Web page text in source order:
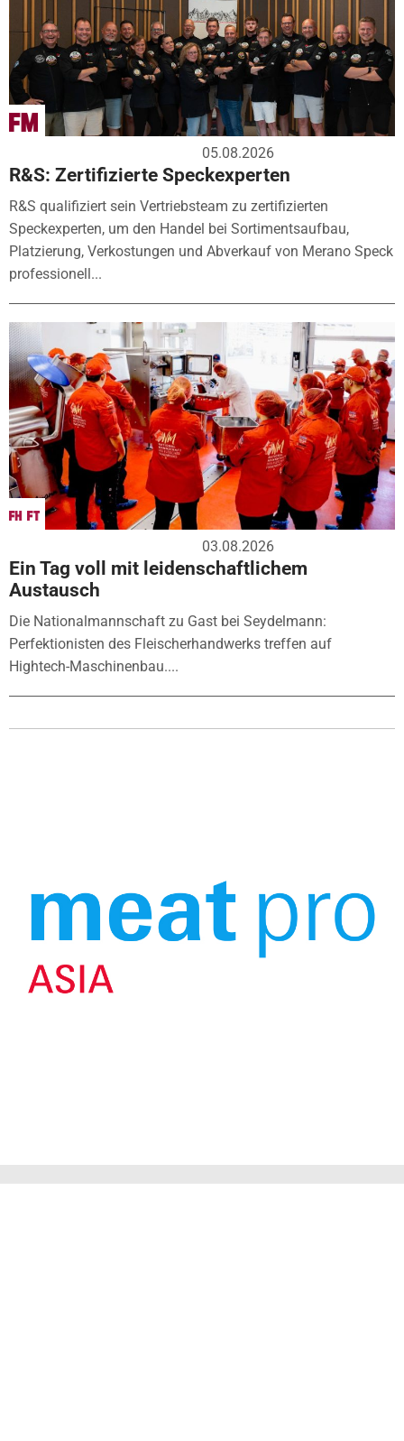
05.08.2026
R&S: Zertifizierte Speckexperten
R&S qualifiziert sein Vertriebsteam zu zertifizierten
Speckexperten, um den Handel bei Sortimentsaufbau,
Platzierung, Verkostungen und Abverkauf von Merano Speck
professionell...
03.08.2026
Ein Tag voll mit leidenschaftlichem
Austausch
Die Nationalmannschaft zu Gast bei Seydelmann:
Perfektionisten des Fleischerhandwerks treffen auf
Hightech-Maschinenbau....